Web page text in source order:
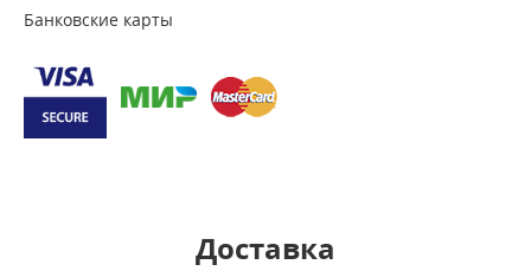
Банковские карты
Доставка